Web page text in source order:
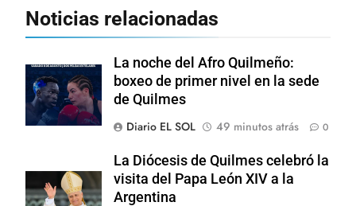
Noticias relacionadas
La noche del Afro Quilmeño:
boxeo de primer nivel en la sede
de Quilmes
Diario EL SOL
49 minutos atrás 0
La Diócesis de Quilmes celebró la
visita del Papa León XIV a la
Argentina